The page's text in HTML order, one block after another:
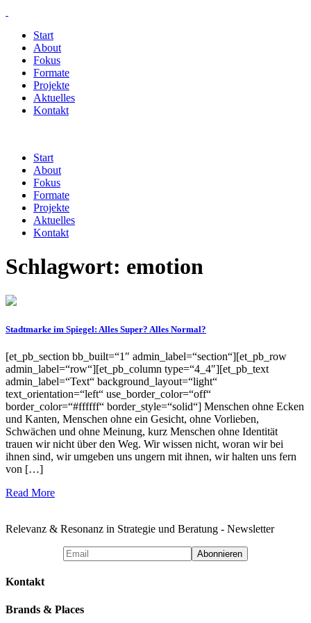
Start
About
Fokus
Formate
Projekte
Aktuelles
Kontakt
Start
About
Fokus
Formate
Projekte
Aktuelles
Kontakt
Schlagwort: emotion
Stadtmarke im Spiegel: Alles Super? Alles Normal?
[et_pb_section bb_built=“1″ admin_label=“section“][et_pb_row
admin_label=“row“][et_pb_column type=“4_4″][et_pb_text
admin_label=“Text“ background_layout=“light“
text_orientation=“left“ use_border_color=“off“
border_color=“#ffffff“ border_style=“solid“] Menschen ohne Ecken
und Kanten, Menschen ohne ein Gesicht, ohne Vorlieben,
Schwächen und ohne Meinung, kurz Menschen ohne Identität
trauen wir nicht über den Weg. Wir wissen nicht, woran wir bei
ihnen sind, wir umgeben uns ungern mit ihnen, wir halten uns fern
von […]
Read More
Relevanz & Resonanz in Strategie und Beratung - Newsletter
Kontakt
Brands & Places